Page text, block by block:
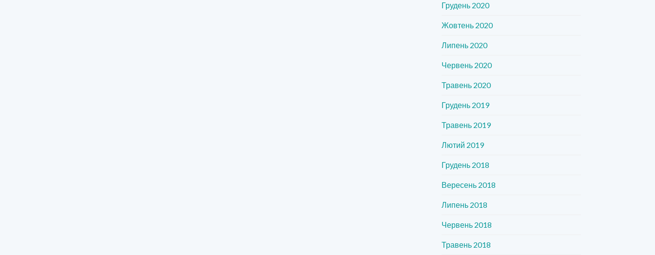
Грудень 2020
Жовтень 2020
Липень 2020
Червень 2020
Травень 2020
Грудень 2019
Травень 2019
Лютий 2019
Грудень 2018
Вересень 2018
Липень 2018
Червень 2018
Травень 2018